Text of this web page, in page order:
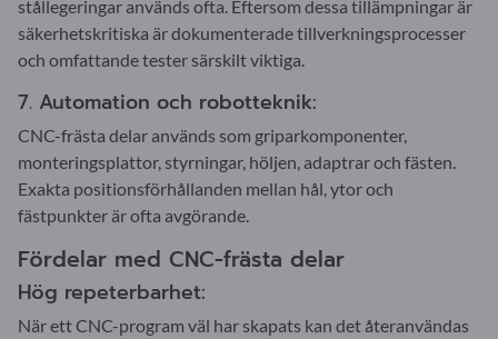
stållegeringar används ofta. Eftersom dessa tillämpningar är
säkerhetskritiska är dokumenterade tillverkningsprocesser
och omfattande tester särskilt viktiga.
7. Automation och robotteknik:
CNC-frästa delar används som griparkomponenter,
monteringsplattor, styrningar, höljen, adaptrar och fästen.
Exakta positionsförhållanden mellan hål, ytor och
fästpunkter är ofta avgörande.
Fördelar med CNC-frästa delar
Hög repeterbarhet:
När ett CNC-program väl har skapats kan det återanvändas